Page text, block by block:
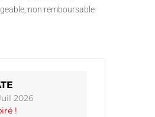
non remboursable
2026
!